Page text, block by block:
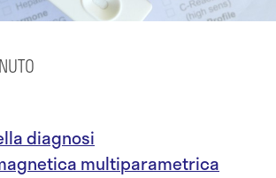
diagnosi
multiparametrica